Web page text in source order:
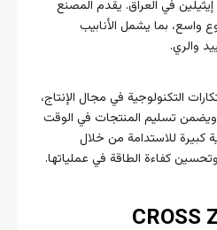
العراق. يقدم المصنع
يشمل الأنابيب
في مجال الإنتاج،
المنتجات في الوقت
من خلال
الطاقة في عملياتها.